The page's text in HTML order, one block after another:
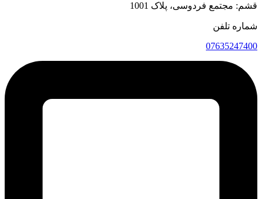
قشم: مجتمع فردوسی، پلاک 1001
شماره تلفن
07635247400